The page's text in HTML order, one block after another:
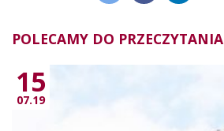
POLECAMY DO PRZECZYTANIA
15
07.19